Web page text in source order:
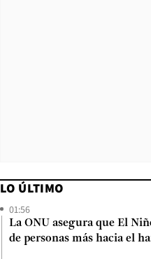
LO ÚLTIMO
01:56
La ONU asegura que El
de personas más hacia el